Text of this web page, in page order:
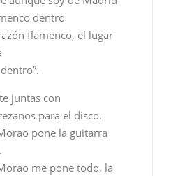
juntas con
para el disco.
pone la guitarra
corazón,
también lo grabé con
me dijo que
Jerez,